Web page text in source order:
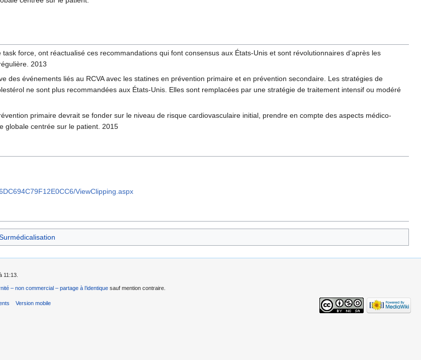
force, ont réactualisé ces recommandations qui font consensus aux États-Unis et sont révolutionnaires d’après les
2013
des événements liés au RCVA avec les statines en prévention primaire et en prévention secondaire. Les stratégies de
ne sont plus recommandées aux États-Unis. Elles sont remplacées par une stratégie de traitement intensif ou modéré
primaire devrait se fonder sur le niveau de risque cardiovasculaire initial, prendre en compte des aspects médico-
globale centrée sur le patient. 2015
ViewClipping.aspx
11:13.
– non commercial – partage à l’identique sauf mention contraire.
Version mobile